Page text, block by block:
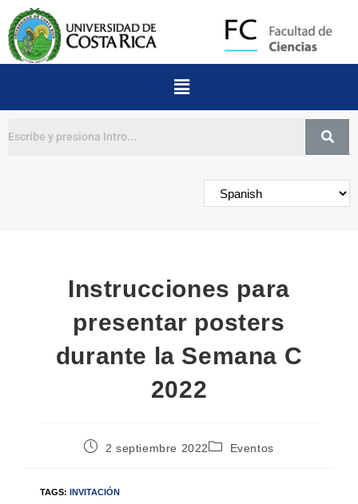
Instrucciones para
presentar posters
durante la Semana C
2022
2 septiembre 2022 Eventos
TAGS: INVITACIÓN